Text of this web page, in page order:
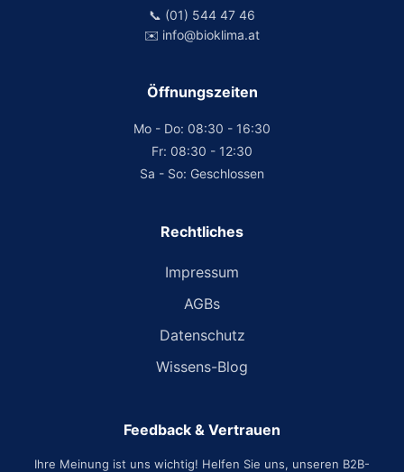
📞 (01) 544 47 46
✉️ info@bioklima.at
Öffnungszeiten
Mo - Do: 08:30 - 16:30
Fr: 08:30 - 12:30
Sa - So: Geschlossen
Rechtliches
Impressum
AGBs
Datenschutz
Wissens-Blog
Feedback & Vertrauen
Ihre Meinung ist uns wichtig! Helfen Sie uns, unseren B2B-